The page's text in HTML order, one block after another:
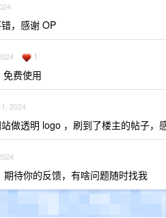
，感谢 OP
1
免费使用
2024
做透明 logo ，刷到了楼主的帖子，感
期待你的反馈，有啥问题随时找我